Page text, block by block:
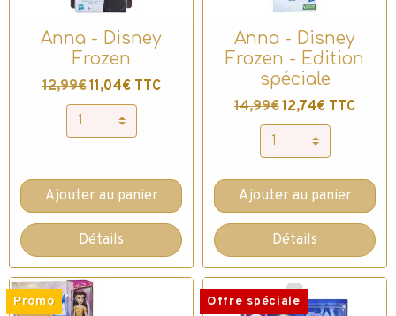
Anna - Disney
Frozen
12,99€11,04€ TTC
Ajouter au panier
Détails
Anna - Disney
Frozen - Edition
spéciale
14,99€12,74€ TTC
Ajouter au panier
Détails
Promo
Offre spéciale